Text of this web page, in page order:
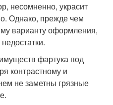
несомненно, украсит
Однако, прежде чем
варианту оформления,
фартука под
контрастному и
не заметны грязные